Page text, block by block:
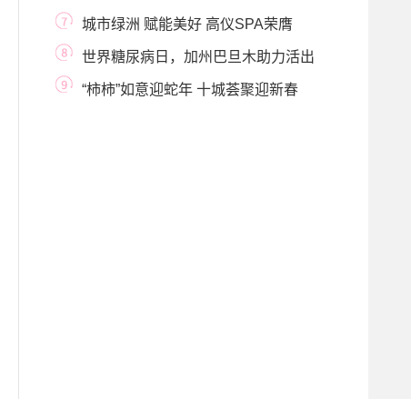
程 城市绿洲 赋能美好 高仪SPA荣膺
2023标志性设计奖
世界糖尿病日，加州巴旦木助力活出
健康光彩
“柿柿”如意迎蛇年 十城荟聚迎新春